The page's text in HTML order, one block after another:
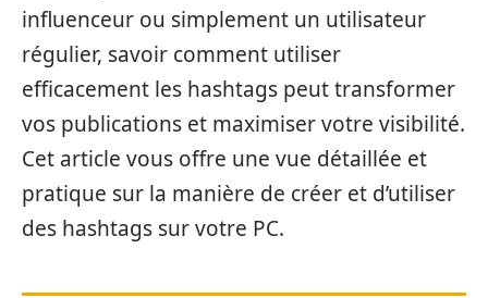
influenceur ou simplement un utilisateur
régulier, savoir comment utiliser
efficacement les hashtags peut transformer
vos publications et maximiser votre visibilité.
Cet article vous offre une vue détaillée et
pratique sur la manière de créer et d’utiliser
des hashtags sur votre PC.